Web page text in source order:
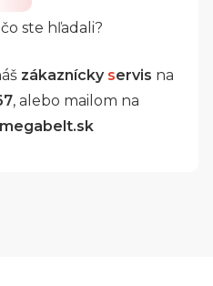
ste hľadali?
zákaznícky servis na
, alebo mailom na
megabelt.sk